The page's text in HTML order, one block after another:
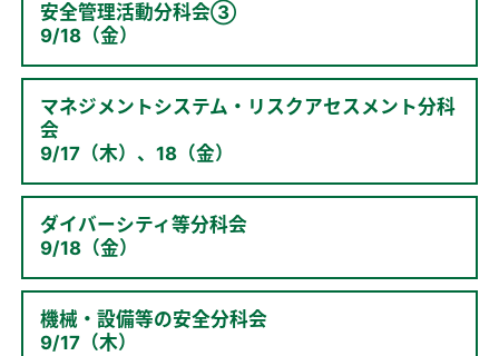
安全管理活動分科会③
9/18（金）
マネジメントシステム・リスクアセスメント分科
会
9/17（木）、18（金）
ダイバーシティ等分科会
9/18（金）
機械・設備等の安全分科会
9/17（木）